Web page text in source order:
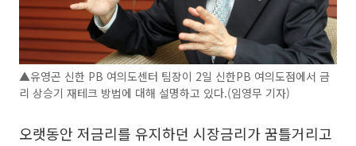
▲유영곤 신한 PB 여의도센터 팀장이 2일 신한PB 여의도점에서 금
리 상승기 재테크 방법에 대해 설명하고 있다.(임영무 기자)
오랫동안 저금리를 유지하던 시장금리가 꿈틀거리고